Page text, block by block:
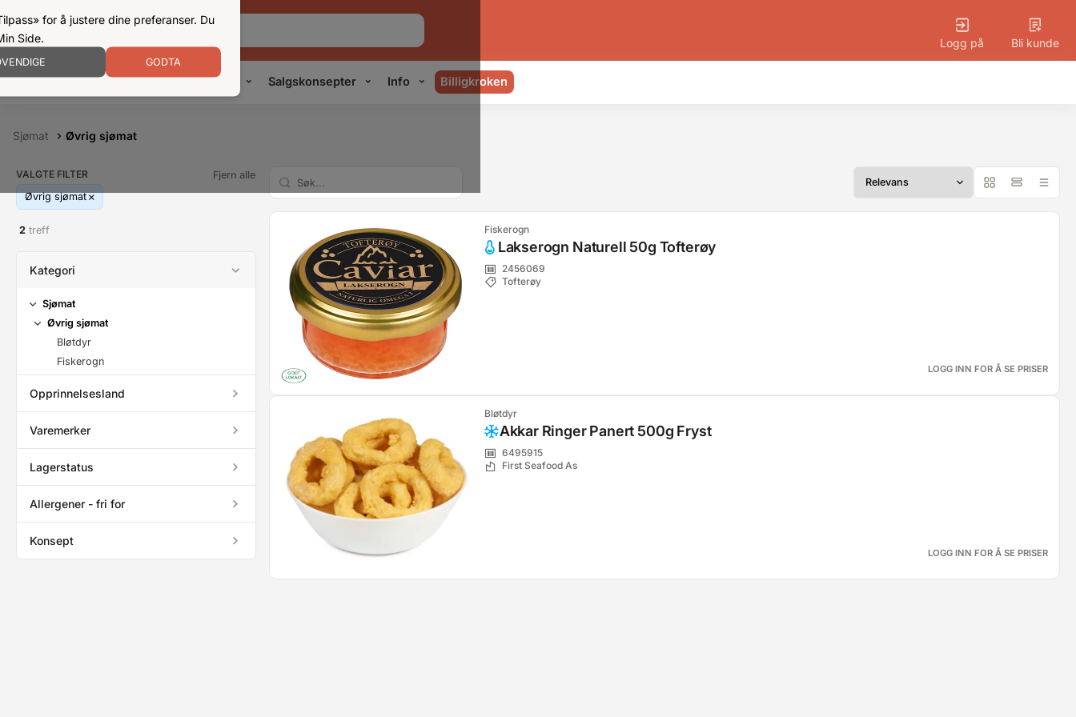
for å justere dine preferanser. Du
Side.
GODTA
Logg på Bli kunde
Kampanjer Produkter Konsepter Salgskonsepter Info Billigkroken
Sjømat Øvrig sjømat
VALGTE FILTER
Fjern alle
Øvrig sjømat
2 treff
Kategori
Sjømat
Øvrig sjømat
Bløtdyr
Fiskerogn
Opprinnelsesland
Varemerker
Lagerstatus
Allergener - fri for
Konsept
Fiskerogn
Lakserogn Naturell 50g Tofterøy
2456069
Tofterøy
LOGG INN FOR Å SE PRISER
Bløtdyr
Akkar Ringer Panert 500g Fryst
6495915
First Seafood As
LOGG INN FOR Å SE PRISER